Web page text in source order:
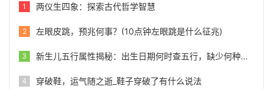
1 两仪生四象：探索古代哲学智慧
2 左眼皮跳，预兆何事？(10点钟左眼跳是什么征兆)
3 新生儿五行属性揭秘：出生日期何时查五行，缺少何种元素？
4 穿破鞋，运气随之逝_鞋子穿破了有什么说法